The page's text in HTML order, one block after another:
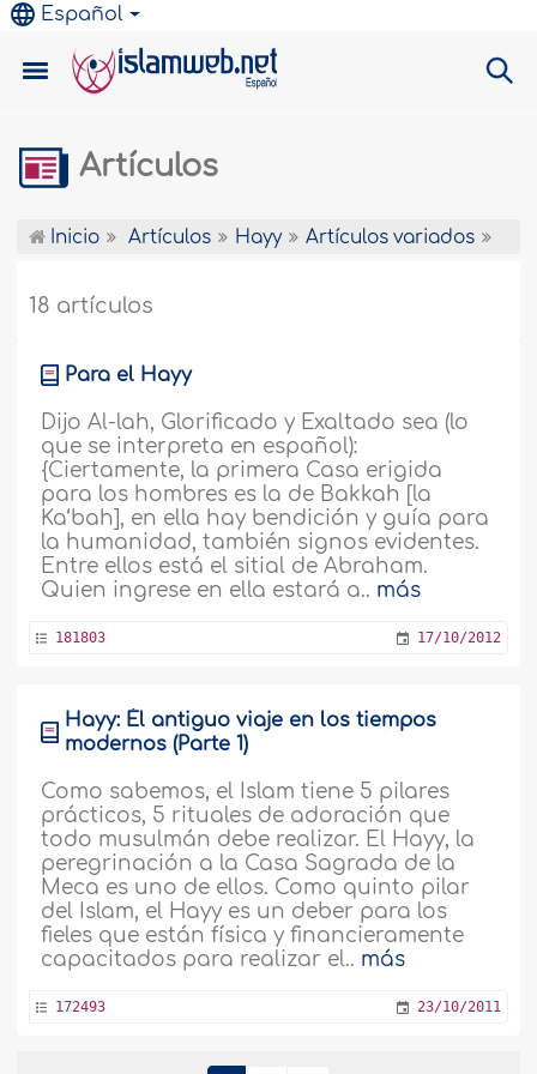
Español
Artículos
Inicio Artículos Hayy Artículos variados
18 artículos
Para el Hayy
Dijo Al-lah, Glorificado y Exaltado sea (lo
que se interpreta en español):
{Ciertamente, la primera Casa erigida
para los hombres es la de Bakkah [la
Ka‘bah], en ella hay bendición y guía para
la humanidad, también signos evidentes.
Entre ellos está el sitial de Abraham.
Quien ingrese en ella estará a.. más
181803 17/10/2012
Hayy: Él antiguo viaje en los tiempos
modernos (Parte 1)
Como sabemos, el Islam tiene 5 pilares
prácticos, 5 rituales de adoración que
todo musulmán debe realizar. El Hayy, la
peregrinación a la Casa Sagrada de la
Meca es uno de ellos. Como quinto pilar
del Islam, el Hayy es un deber para los
fieles que están física y financieramente
capacitados para realizar el.. más
172493 23/10/2011